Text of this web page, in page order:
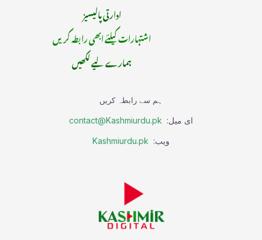
ادارتی پالیسیز
اشتہارات کیلئے ابھی رابطہ کریں
ہمارے لیے لکھیں
ہم سے رابطہ کریں
ای میل: contact@Kashmiurdu.pk
ویب: Kashmiurdu.pk